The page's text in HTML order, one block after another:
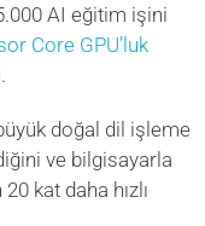
AI eğitim işini
Core GPU’luk
büyük doğal dil işleme
ve bilgisayarla
kat daha hızlı